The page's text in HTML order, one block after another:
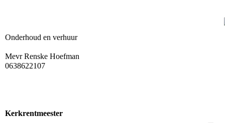
Onderhoud en verhuur
Mevr Renske Hoefman
0638622107
Kerkrentmeester